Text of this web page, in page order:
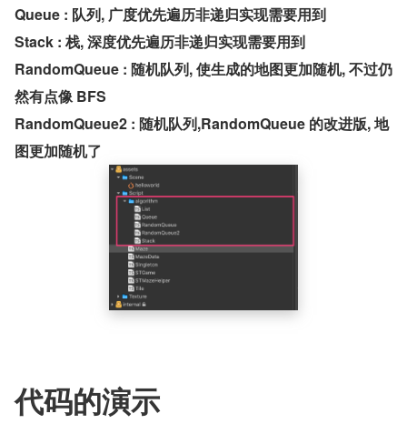
Queue : 队列, 广度优先遍历非递归实现需要用到
Stack : 栈, 深度优先遍历非递归实现需要用到
RandomQueue : 随机队列, 使生成的地图更加随机, 不过仍
然有点像 BFS
RandomQueue2 : 随机队列,RandomQueue 的改进版, 地
图更加随机了
代码的演示